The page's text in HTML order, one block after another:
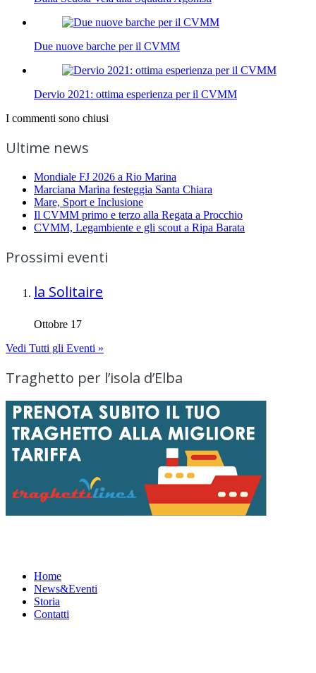
Due nuove barche per il CVMM
Dervio 2021: ottima esperienza per il CVMM
I commenti sono chiusi
Ultime news
Mondiale FJ 2026 a Rio Marina
Marciana Marina festeggia Santa Chiara
Mare, Sport e Inclusione
Il CVMM primo e terzo alla Regata a Procchio
CVMM, Legambiente e gli scout a Ripa Barata
Prossimi eventi
la Solitaire
Ottobre 17
Vedi Tutti gli Eventi »
Traghetto per l’isola d’Elba
Home
News&Eventi
Storia
Contatti